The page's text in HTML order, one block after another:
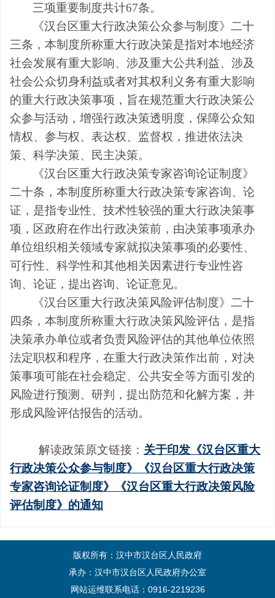
三项重要制度共计67条。
《汉台区重大行政决策公众参与制度》二十
三条，本制度所称重大行政决策是指对本地经济
社会发展有重大影响、涉及重大公共利益、涉及
社会公众切身利益或者对其权利义务有重大影响
的重大行政决策事项，旨在规范重大行政决策公
众参与活动，增强行政决策透明度，保障公众知
情权、参与权、表达权、监督权，推进依法决
策、科学决策、民主决策。
《汉台区重大行政决策专家咨询论证制度》
二十条，本制度所称重大行政决策专家咨询、论
证，是指专业性、技术性较强的重大行政决策事
项，区政府在作出行政决策前，由决策事项承办
单位组织相关领域专家就拟决策事项的必要性、
可行性、科学性和其他相关因素进行专业性咨
询、论证，提出咨询、论证意见。
《汉台区重大行政决策风险评估制度》二十
四条，本制度所称重大行政决策风险评估，是指
决策承办单位或者负责风险评估的其他单位依照
法定职权和程序，在重大行政决策作出前，对决
策事项可能在社会稳定、公共安全等方面引发的
风险进行预测、研判，提出防范和化解方案，并
形成风险评估报告的活动。
解读政策原文链接： 关于印发《汉台区重大
行政决策公众参与制度》《汉台区重大行政决策
专家咨询论证制度》《汉台区重大行政决策风险
评估制度》的通知
版权所有：汉中市汉台区人民政府
承办：汉中市汉台区人民政府办公室
网站运维联系电话：0916-2219236